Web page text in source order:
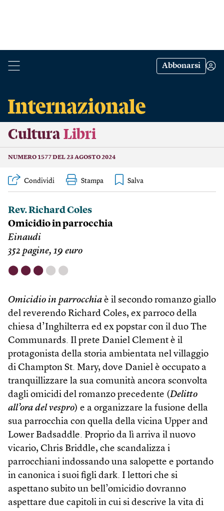
Abbonarsi
Cultura Libri
NUMERO 1577 DEL 23 AGOSTO 2024
Condividi Stampa
Rev. Richard Coles
Omicidio in parrocchia
Einaudi
352 pagine, 19 euro
⬤ ⬤ ⬤ ⬤ ⬤
Omicidio in parrocchia è il secondo romanzo giallo
del reverendo Richard Coles, ex parroco della
chiesa d’Inghilterra ed ex popstar con il duo The
Communards. Il prete Daniel Clement è il
protagonista della storia ambientata nel villaggio
di Champton St. Mary, dove Daniel è occupato a
tranquillizzare la sua comunità ancora sconvolta
dagli omicidi del romanzo precedente (Delitto
all’ora del vespro) e a organizzare la fusione della
sua parrocchia con quella della vicina Upper and
Lower Badsaddle. Proprio da lì arriva il nuovo
vicario, Chris Briddle, che scandalizza i
parrocchiani indossando una salopette e portando
in canonica i suoi figli dark. I lettori che si
aspettano subito un bell’omicidio dovranno
aspettare due capitoli in cui si descrive la vita di